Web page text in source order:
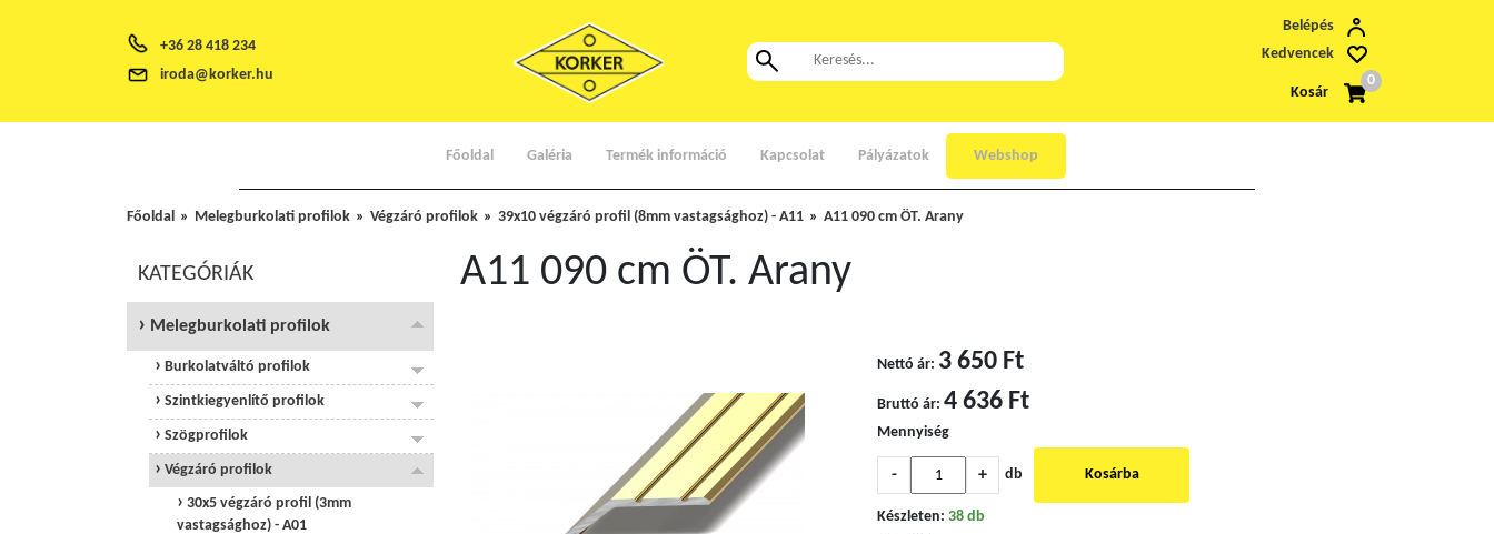
+36 28 418 234
iroda@korker.hu
Belépés
Kedvencek
Kosár
0
Főoldal Galéria Termék információ Kapcsolat Pályázatok Webshop
Főoldal Melegburkolati profilok Végzáró profilok 39x10 végzáró profil (8mm vastagsághoz) - A11 A11 090 cm ÖT. Arany
KATEGÓRIÁK
Melegburkolati profilok
Burkolatváltó profilok
Szintkiegyenlítő profilok
Szögprofilok
Végzáró profilok
30x5 végzáró profil (3mm
vastagsághoz) - A01
A11 090 cm ÖT. Arany
Nettó ár: 3 650 Ft
Bruttó ár: 4 636 Ft
Mennyiség
- + db Kosárba
Készleten: 38 db